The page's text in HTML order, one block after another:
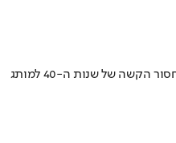
איך אסם הפכה את תקופת הצנע והמחסור הקשה של שנות ה-40 למותג